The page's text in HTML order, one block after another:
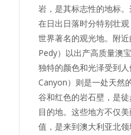
岩，是其标志性的地标
在日出日落时分特别壮
世界著名的观光地。附
Pedy）以出产高质量澳
独特的颜色和光泽受到
Canyon）则是一处天然
谷和红色的岩石壁，是
目的地。这些地方不仅
值，是来到澳大利亚北